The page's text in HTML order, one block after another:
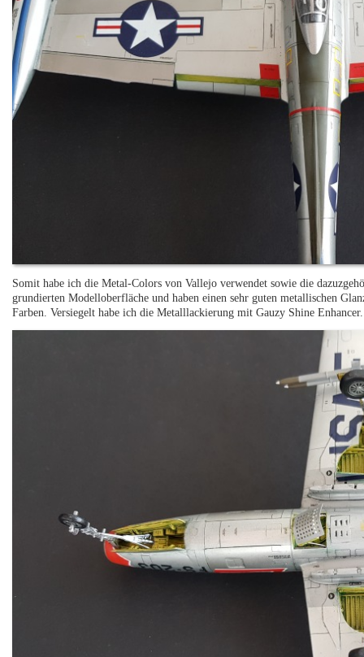
Somit habe ich die Metal-Colors von Vallejo verwendet sowie die
grundierten Modelloberfläche und haben einen sehr guten metallischen
Farben. Versiegelt habe ich die Metalllackierung mit Gauzy Shine